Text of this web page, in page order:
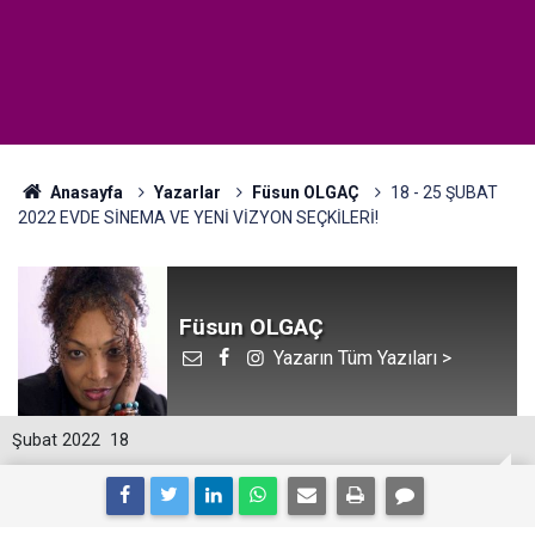
Anasayfa Yazarlar Füsun OLGAÇ
18 - 25 ŞUBAT
2022 EVDE SİNEMA VE YENİ VİZYON SEÇKİLERİ!
Füsun OLGAÇ
Yazarın Tüm Yazıları >
18
Şubat 2022